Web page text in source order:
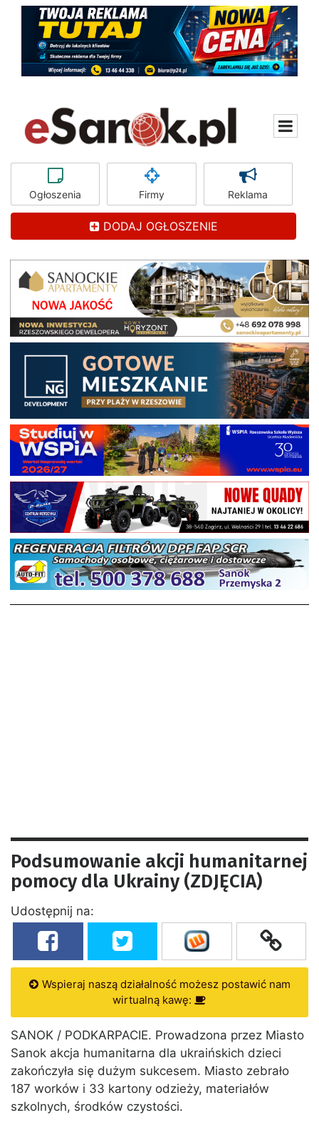
Ogłoszenia Firmy Reklama
DODAJ OGŁOSZENIE
Podsumowanie akcji humanitarnej
pomocy dla Ukrainy (ZDJĘCIA)
Udostępnij na:
Wspieraj naszą działalność możesz postawić nam
wirtualną kawę:
SANOK / PODKARPACIE. Prowadzona przez Miasto
Sanok akcja humanitarna dla ukraińskich dzieci
zakończyła się dużym sukcesem. Miasto zebrało
187 worków i 33 kartony odzieży, materiałów
szkolnych, środków czystości.